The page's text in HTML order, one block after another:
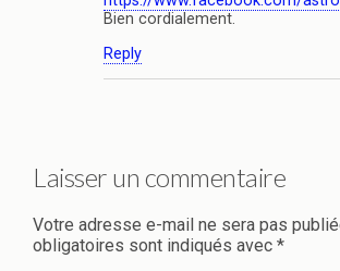
Bien cordialement.
Reply
Laisser un commentaire
Votre adresse e-mail ne sera pas
obligatoires sont indiqués avec *